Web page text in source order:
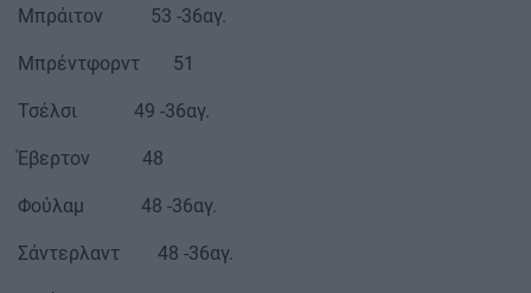
Μπράιτον 53 -36αγ.
Μπρέντφορντ 51
Τσέλσι 49 -36αγ.
Έβερτον 48
Φούλαμ 48 -36αγ.
Σάντερλαντ 48 -36αγ.